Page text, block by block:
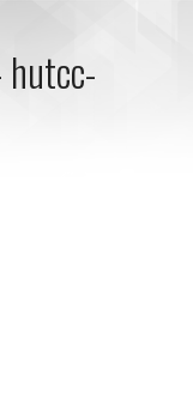
hutcc-